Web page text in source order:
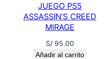
JUEGO PS5
ASSASSIN’S CREED
MIRAGE
S/95.00
Añadir al carrito